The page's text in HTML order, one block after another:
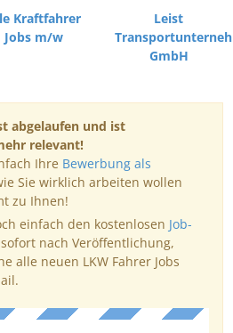
Kraftfahrer
Jobs m/w
Leist
GmbH
abgelaufen und ist
relevant!
Ihre Bewerbung als
Sie wirklich arbeiten wollen
zu Ihnen!
einfach den kostenlosen Job-
nach Veröffentlichung,
alle neuen LKW Fahrer Jobs